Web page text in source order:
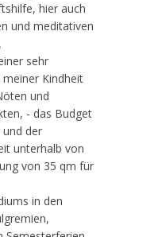
hier auch
und meditativen
sehr
Kindheit
und
- das Budget
der
unterhalb von
von 35 qm für
in den